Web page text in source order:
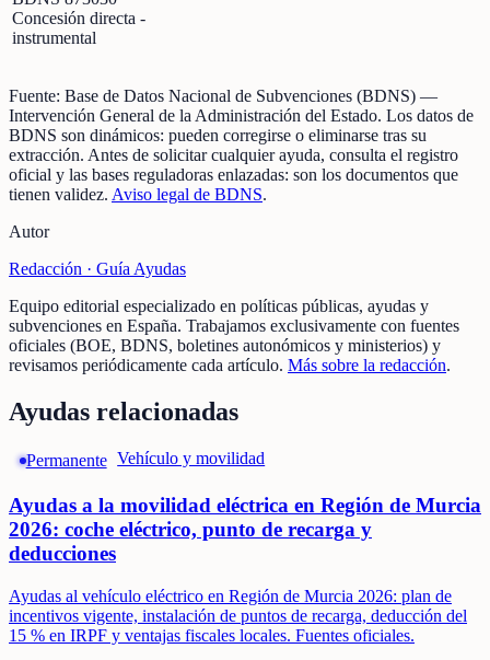
Concesión directa -
instrumental
Fuente: Base de Datos Nacional de Subvenciones (BDNS) —
Intervención General de la Administración del Estado. Los datos de
BDNS son dinámicos: pueden corregirse o eliminarse tras su
extracción. Antes de solicitar cualquier ayuda, consulta el registro
oficial y las bases reguladoras enlazadas: son los documentos que
tienen validez. Aviso legal de BDNS.
Autor
Redacción · Guía Ayudas
Equipo editorial especializado en políticas públicas, ayudas y
subvenciones en España. Trabajamos exclusivamente con fuentes
oficiales (BOE, BDNS, boletines autonómicos y ministerios) y
revisamos periódicamente cada artículo. Más sobre la redacción.
Ayudas relacionadas
Permanente Vehículo y movilidad
Ayudas a la movilidad eléctrica en Región de Murcia
2026: coche eléctrico, punto de recarga y
deducciones
Ayudas al vehículo eléctrico en Región de Murcia 2026: plan de
incentivos vigente, instalación de puntos de recarga, deducción del
15 % en IRPF y ventajas fiscales locales. Fuentes oficiales.